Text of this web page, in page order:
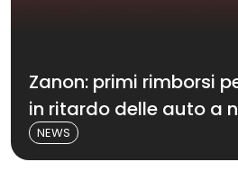
Zanon: primi rimborsi
in ritardo delle auto a
NEWS